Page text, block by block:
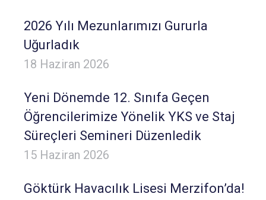
2026 Yılı Mezunlarımızı Gururla
Uğurladık
18 Haziran 2026
Yeni Dönemde 12. Sınıfa Geçen
Öğrencilerimize Yönelik YKS ve Staj
Süreçleri Semineri Düzenledik
15 Haziran 2026
Göktürk Havacılık Lisesi Merzifon’da!